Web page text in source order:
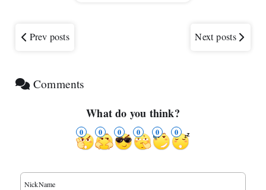
Prev posts Next posts
Comments
What do you think?
0 0 0 0 0 0
NickName